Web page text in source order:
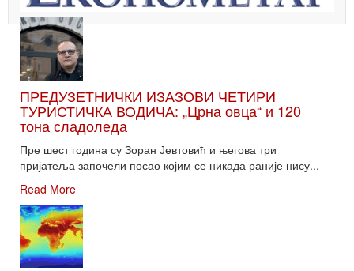
ПРЕДУЗЕТНИЧКИ ИЗАЗОВИ ЧЕТИРИ
ТУРИСТИЧКА ВОДИЧА: „Црна овца“ и 120
тона сладоледа
Пре шест година су Зоран Јевтовић и његова три
пријатеља започели посао којим се никада раније нису...
Read More